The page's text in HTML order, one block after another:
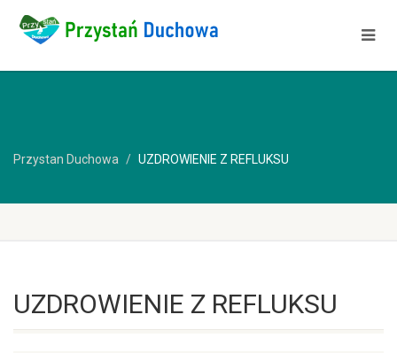
Przystan Duchowa UZDROWIENIE Z REFLUKSU
UZDROWIENIE Z REFLUKSU